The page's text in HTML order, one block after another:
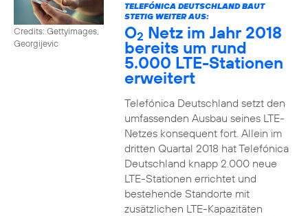
Credits: Gettyimages,
Georgijevic
TELEFÓNICA DEUTSCHLAND BAUT
STETIG WEITER AUS:
O2 Netz im Jahr 2018
bereits um rund
5.000 LTE-Stationen
erweitert
Telefónica Deutschland setzt den
umfassenden Ausbau seines LTE-
Netzes konsequent fort. Allein im
dritten Quartal 2018 hat Telefónica
Deutschland knapp 2.000 neue
LTE-Stationen errichtet und
bestehende Standorte mit
zusätzlichen LTE-Kapazitäten